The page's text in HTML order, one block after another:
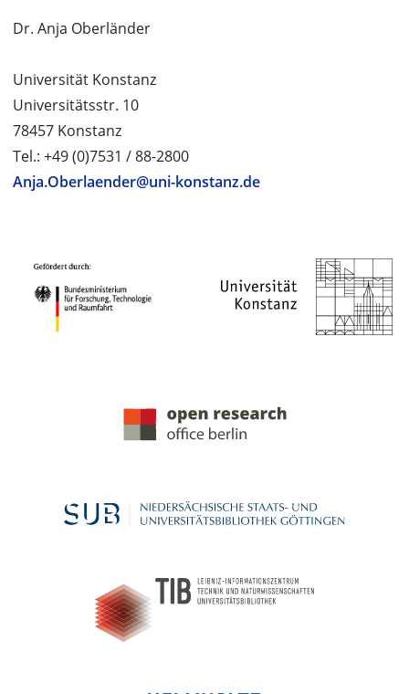
Dr. Anja Oberländer
Universität Konstanz
Universitätsstr. 10
78457 Konstanz
Tel.: +49 (0)7531 / 88-2800
Anja.Oberlaender@uni-konstanz.de